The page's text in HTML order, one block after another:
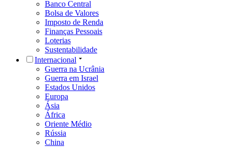
Banco Central
Bolsa de Valores
Imposto de Renda
Finanças Pessoais
Loterias
Sustentabilidade
Internacional
Guerra na Ucrânia
Guerra em Israel
Estados Unidos
Europa
Ásia
África
Oriente Médio
Rússia
China